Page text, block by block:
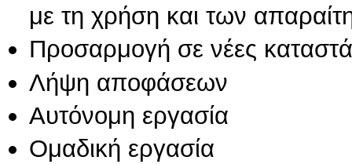
με τη χρήση και των
Προσαρμογή σε νέες
Λήψη αποφάσεων
Αυτόνομη εργασία
Ομαδική εργασία